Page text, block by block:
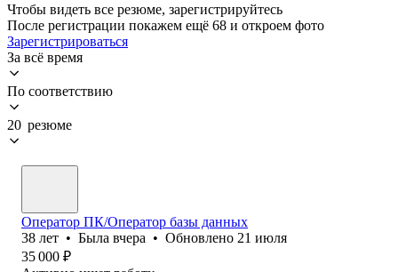
Чтобы видеть все резюме, зарегистрируйтесь
После регистрации покажем ещё 68 и откроем фото
Зарегистрироваться
За всё время
По соответствию
20 резюме
Оператор ПК/Оператор базы данных
38 лет • Была вчера • Обновлено 21 июля
35 000 ₽